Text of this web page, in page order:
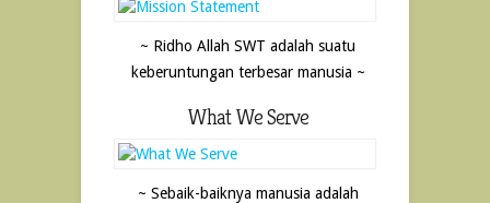
~ Ridho Allah SWT adalah suatu
keberuntungan terbesar manusia ~
What We Serve
~ Sebaik-baiknya manusia adalah